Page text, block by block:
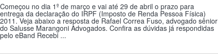
Começou no dia 1º de março e vai até 29 de abril o prazo para
entrega da declaração do IRPF (Imposto de Renda Pessoa Física)
2011. Veja abaixo a resposta de Rafael Correa Fuso, advogado sênior
do Salusse Marangoni Advogados. Confira as dúvidas já respondidas
pelo eBand Recebi ...